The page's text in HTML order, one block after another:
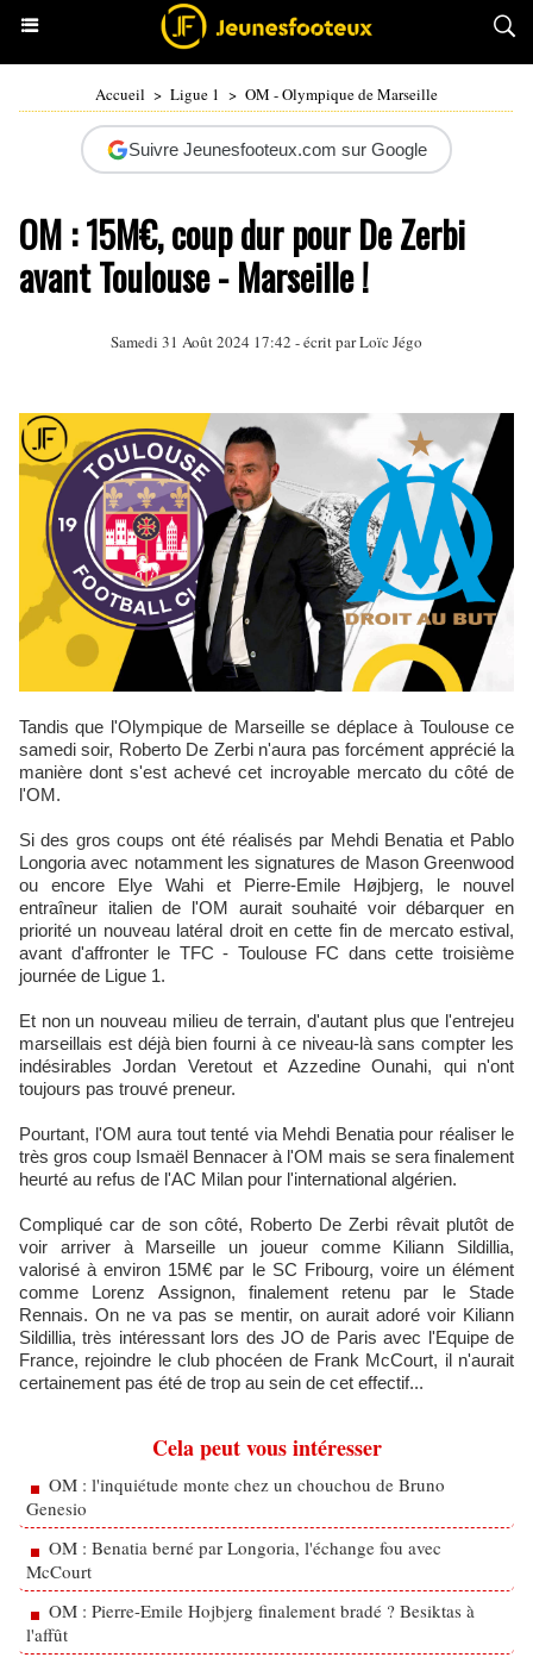
Accueil > Ligue 1 > OM - Olympique de Marseille
Suivre Jeunesfooteux.com sur Google
OM : 15M€, coup dur pour De Zerbi
avant Toulouse - Marseille !
Samedi 31 Août 2024 17:42 - écrit parLoïc Jégo
Tandis que l'Olympique de Marseille se déplace à Toulouse ce
samedi soir, Roberto De Zerbi n'aura pas forcément apprécié la
manière dont s'est achevé cet incroyable mercato du côté de
l'OM.
Si des gros coups ont été réalisés par Mehdi Benatia et Pablo
Longoria avec notamment les signatures de Mason Greenwood
ou encore Elye Wahi et Pierre-Emile Højbjerg, le nouvel
entraîneur italien de l'OM aurait souhaité voir débarquer en
priorité un nouveau latéral droit en cette fin de mercato estival,
avant d'affronter le TFC - Toulouse FC dans cette troisième
journée de Ligue 1.
Et non un nouveau milieu de terrain, d'autant plus que l'entrejeu
marseillais est déjà bien fourni à ce niveau-là sans compter les
indésirables Jordan Veretout et Azzedine Ounahi, qui n'ont
toujours pas trouvé preneur.
Pourtant, l'OM aura tout tenté via Mehdi Benatia pour réaliser le
très gros coup Ismaël Bennacer à l'OM mais se sera finalement
heurté au refus de l'AC Milan pour l'international algérien.
Compliqué car de son côté, Roberto De Zerbi rêvait plutôt de
voir arriver à Marseille un joueur comme Kiliann Sildillia,
valorisé à environ 15M€ par le SC Fribourg, voire un élément
comme Lorenz Assignon, finalement retenu par le Stade
Rennais. On ne va pas se mentir, on aurait adoré voir Kiliann
Sildillia, très intéressant lors des JO de Paris avec l'Equipe de
France, rejoindre le club phocéen de Frank McCourt, il n'aurait
certainement pas été de trop au sein de cet effectif...
Cela peut vous intéresser
OM : l'inquiétude monte chez un chouchou de Bruno
Genesio
OM : Benatia berné par Longoria, l'échange fou avec
McCourt
OM : Pierre-Emile Hojbjerg finalement bradé ? Besiktas à
l'affût